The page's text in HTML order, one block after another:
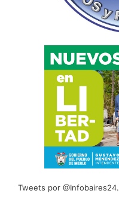
Tweets por @Infobaires24.